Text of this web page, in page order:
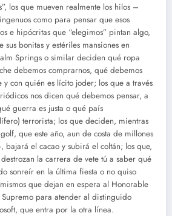
los que mueven realmente los hilos –
como para pensar que esos
e hipócritas que “elegimos” pintan algo,
bonitas y estériles mansiones en
Springs o similar deciden qué ropa
debemos comprarnos, qué debemos
y con quién es lícito joder; los que a través
nos dicen qué debemos pensar, a
guerra es justa o qué país
terrorista; los que deciden, mientras
que este año, aun de costa de millones
bajará el cacao y subirá el coltán; los que,
la carrera de vete tú a saber qué
sonreír en la última fiesta o no quiso
que dejan en espera al Honorable
para atender al distinguido
que entra por la otra línea.